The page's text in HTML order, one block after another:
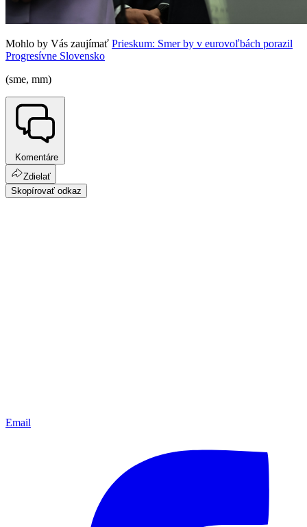
Mohlo by Vás zaujímať Prieskum: Smer by v eurovoľbách porazil
Progresívne Slovensko
(sme, mm)
Komentáre
Zdielať
Skopírovať odkaz
Email